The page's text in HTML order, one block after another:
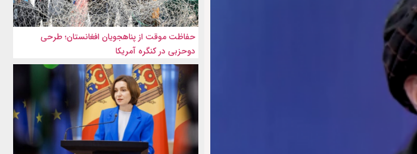
حفاظت موقت از پناهجویان افغانستان؛ طرحی
دوحزبی در کنگره آمریکا